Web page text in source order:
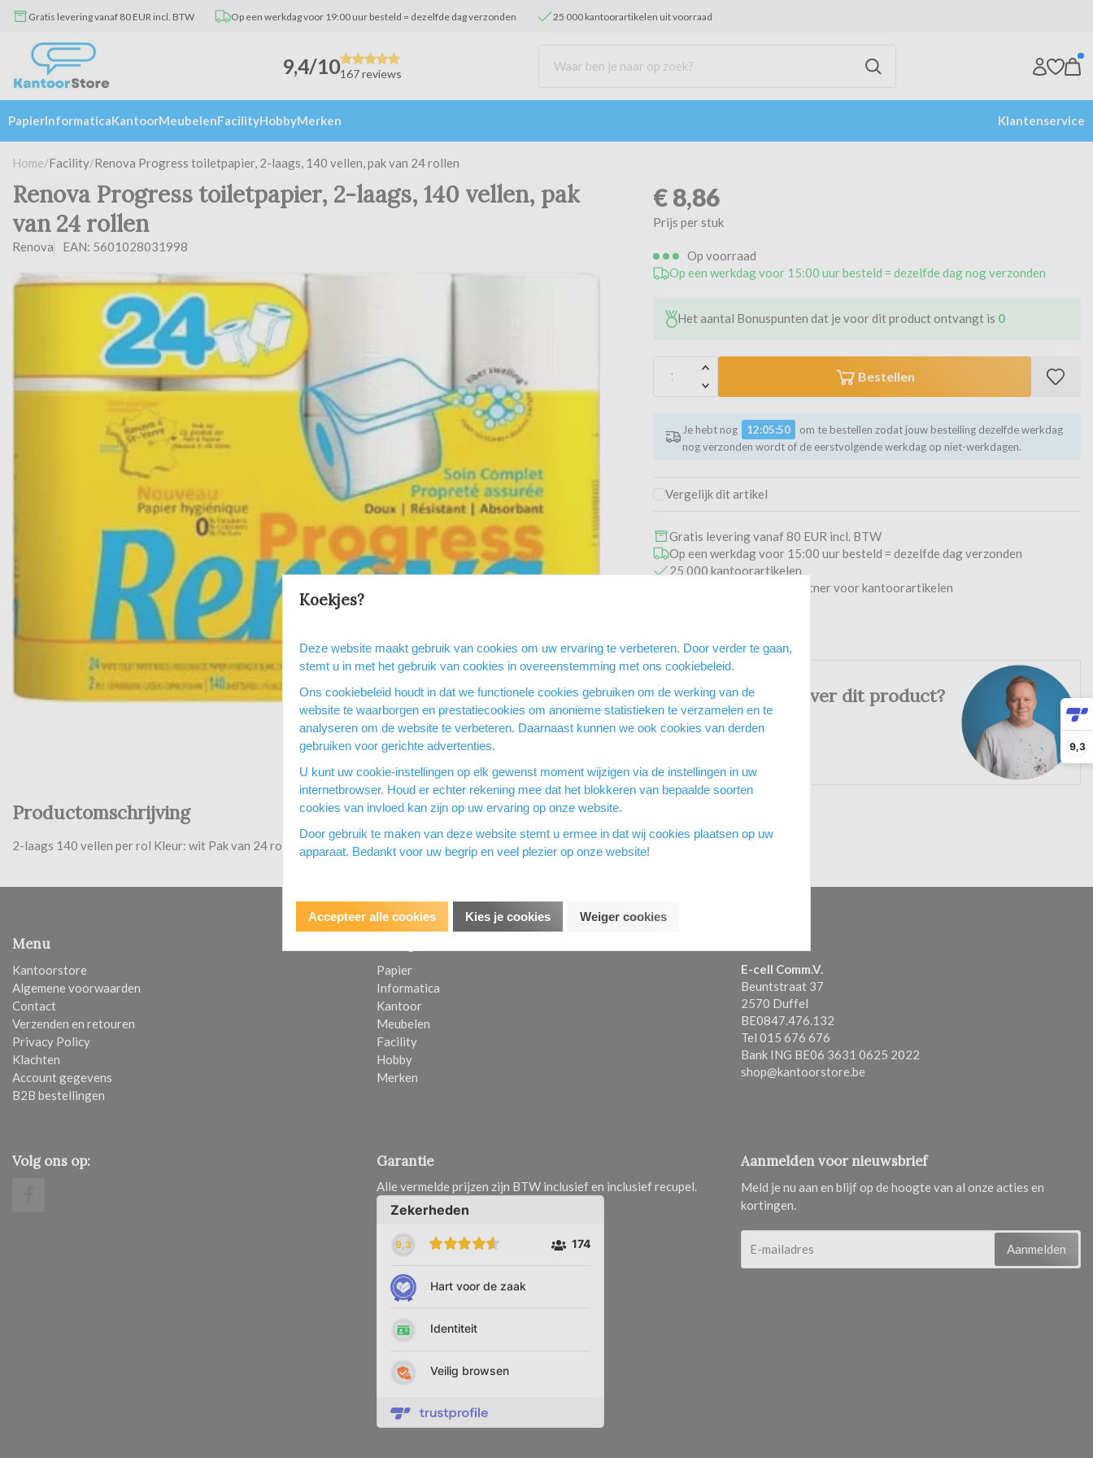
9,3
Gratis levering vanaf 80 EUR incl. BTW Op een werkdag voor 19:00 uur besteld = dezelfde dag verzonden 25 000 kantoorartikelen uit voorraad
9,4/10167 reviews
PapierInformaticaKantoorMeubelenFacilityHobbyMerken Klantenservice
Home/Facility/Renova Progress toiletpapier, 2-laags, 140 vellen, pak van 24 rollen
€8,86
Prijs per stuk
Op voorraad
Op een werkdag voor 15:00 uur besteld = dezelfde dag nog verzonden
Het aantal Bonuspunten dat je voor dit product ontvangt is 0
Bestellen
Je hebt nog 12:05:50
om te bestellen zodat jouw bestelling dezelfde werkdag
nog verzonden wordt of de eerstvolgende werkdag op niet-werkdagen.
Vergelijk dit artikel
Gratis levering vanaf 80 EUR incl. BTW
Op een werkdag voor 15:00 uur besteld = dezelfde dag verzonden
25 000 kantoorartikelen
Veilig en betrouwbare partner voor kantoorartikelen
Heb je een vraag over dit product?
Renova Progress toiletpapier, 2-laags, 140 vellen, pak
van 24 rollen
Renova EAN: 5601028031998
Productomschrijving
2-laags 140 vellen per rol Kleur: wit Pak van 24 rollen
Papier
Informatica
Kantoor
Meubelen
Facility
Hobby
Merken
Menu
Kantoorstore
Algemene voorwaarden
Contact
Verzenden en retouren
Privacy Policy
Klachten
Account gegevens
B2B bestellingen
Volg ons op:
E-cell Comm.V.
Beuntstraat 37
2570 Duffel
BE0847.476.132
Tel 015 676 676
Bank ING BE06 3631 0625 2022
shop@kantoorstore.be
Garantie
Alle vermelde prijzen zijn BTW inclusief en inclusief recupel.
Aanmelden voor nieuwsbrief
Meld je nu aan en blijf op de hoogte van al onze acties en
kortingen.
Aanmelden
Koekjes?
Deze website maakt gebruik van cookies om uw ervaring te verbeteren. Door verder te gaan,
stemt u in met het gebruik van cookies in overeenstemming met ons cookiebeleid.
Ons cookiebeleid houdt in dat we functionele cookies gebruiken om de werking van de
website te waarborgen en prestatiecookies om anonieme statistieken te verzamelen en te
analyseren om de website te verbeteren. Daarnaast kunnen we ook cookies van derden
gebruiken voor gerichte advertenties.
U kunt uw cookie-instellingen op elk gewenst moment wijzigen via de instellingen in uw
internetbrowser. Houd er echter rekening mee dat het blokkeren van bepaalde soorten
cookies van invloed kan zijn op uw ervaring op onze website.
Door gebruik te maken van deze website stemt u ermee in dat wij cookies plaatsen op uw
apparaat. Bedankt voor uw begrip en veel plezier op onze website!
Accepteer alle cookies Kies je cookies Weiger cookies